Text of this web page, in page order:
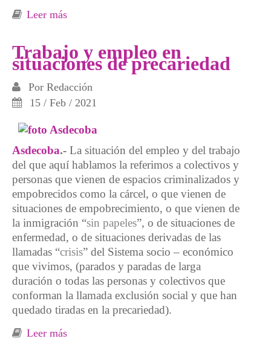
Leer más
deterioro de los servicios sociales y socio-
sanitarios
Trabajo y empleo en
situaciones de precariedad
Por Redacción
15 / Feb / 2021
Asdecoba.- La situación del empleo y del trabajo
del que aquí hablamos la referimos a colectivos y
personas que vienen de espacios criminalizados y
empobrecidos como la cárcel, o que vienen de
situaciones de empobrecimiento, o que vienen de
la inmigración “sin papeles”, o de situaciones de
enfermedad, o de situaciones derivadas de las
llamadas “crisis” del Sistema socio – económico
que vivimos, (parados y paradas de larga
duración o todas las personas y colectivos que
conforman la llamada exclusión social y que han
quedado tiradas en la precariedad).
Leer más